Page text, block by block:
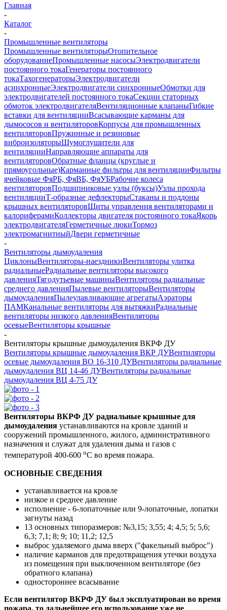
Главная
-
Каталог
-
Промышленные вентиляторы
Промышленные вентиляторыОтопительное
оборудованиеПромышленные насосыЭлектродвигатели
постоянного токаГенераторы постоянного
токаТахогенераторыЭлектродвигатели
асинхронныеЭлектродвигатели синхронныеОбмотки для
электродвигателей постоянного токаСекции статорных
обмоток электродвигателяВентиляционные клапаныГибкие
вставки для вентиляцииВсасывающие карманы для
дымососов и вентиляторовКорпусы для промышленных
вентиляторовПружинные и резиновые
виброизоляторыШумоглушители для
вентиляцииНаправляющие аппараты для
вентиляторовОбратные фланцы (круглые и
прямоугольные)Карманные фильтры для вентиляцииФильтры
ячейковые ФяРБ, ФяВБ, ФяУБРабочие колеса
вентиляторовПодшипниковые узлы (буксы)Узлы прохода
вентиляцииТ-образные дефлекторыСтаканы и поддоны
крышных вентиляторовЩиты управления вентиляторами и
калориферамиКоллекторы двигателя постоянного токаЯкорь
электродвигателяГерметичные люкиТормоз
электромагнитныйДвери герметичные
-
Вентиляторы дымоудаления
ЦиклоныВентиляторы-наездникиВентиляторы улитка
радиальныеРадиальные вентиляторы высокого
давленияТягодутьевые машиныВентиляторы радиальные
среднего давленияПылевые вентиляторыВентиляторы
дымоудаленияПылеулавливающие агрегатыАэраторы
ПАМКанальные вентиляторы для вытяжкиРадиальные
вентиляторы низкого давленияВентиляторы
осевыеВентиляторы крышные
-
Вентиляторы крышные дымоудаления ВКРФ ДУ
Вентиляторы крышные дымоудаления ВКР ДУВентиляторы
осевые дымоудаления ВО 16-310 ДУВентиляторы радиальные
дымоудаления ВЦ 14-46 ДУВентиляторы радиальные
дымоудаления ВЦ 4-75 ДУ
Вентиляторы ВКРФ ДУ радиальные крышные для
дымоудаления устанавливаются на кровле зданий и
сооружений промышленного, жилого, административного
назначения и служат для удаления дыма и газов с
температурой 400-600 оС во время пожара.
ОСНОВНЫЕ СВЕДЕНИЯ
устанавливается на кровле
низкое и среднее давление
исполнение - 6-лопаточные или 9-лопаточные, лопатки
загнуты назад
13 основных типоразмеров: №3,15; 3,55; 4; 4,5; 5; 5,6;
6,3; 7,1; 8; 9; 10; 11,2; 12,5
выброс удаляемого дыма вверх ("факельный выброс")
наличие карманов для предотвращения утечки воздуха
из помещения при выключенном вентиляторе (без
обратного клапана)
одностороннее всасывание
Если вентилятор ВКРФ ДУ был эксплуатирован во время